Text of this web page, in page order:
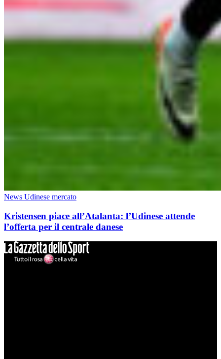
News Udinese mercato
Kristensen piace all’Atalanta: l’Udinese attende
l’offerta per il centrale danese